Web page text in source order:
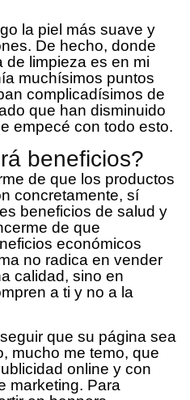
la piel más suave y
De hecho, donde
de limpieza es en mi
muchísimos puntos
complicadísimos de
que han disminuido
empecé con todo esto.
beneficios?
de que los productos
concretamente, sí
beneficios de salud y
de que
económicos
no radica en vender
calidad, sino en
a ti y no a la
que su página sea
mucho me temo, que
online y con
marketing. Para